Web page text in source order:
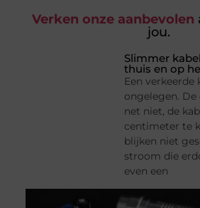
Verken onze aanbevolen
jou.
Slimmer
thuis en op
Een
ongelegen.
net niet, de
centimeter te
blijken niet
stroom die
even een